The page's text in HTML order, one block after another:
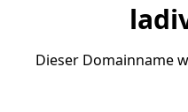
Dieser Domainname